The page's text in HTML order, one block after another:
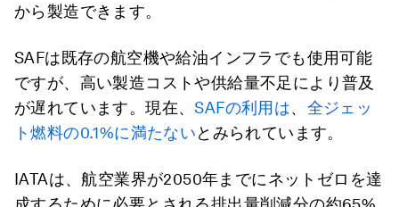
から製造できます。
SAFは既存の航空機や給油インフラでも使用可能
ですが、高い製造コストや供給量不足により普及
が遅れています。現在、SAFの利用は、 全ジェッ
ト燃料の0.1%に満たないとみられています。
IATAは、航空業界が2050年までにネットゼロを達